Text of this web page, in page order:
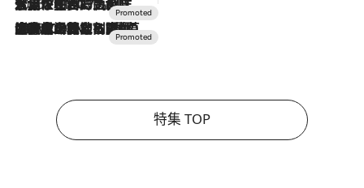
2026.7.17
「土佐和ハーブかき氷」がOMO7高知に登場！生姜、山椒、大葉など目にも舌にも涼を呼ぶ郷土の味
2026.7.10
NEW OPEN！【界 草津】名湯の地に誕生。趣の異なる2種の温泉と上州ならではの会席・蕎麦割烹など美食を味わう究極の癒やし旅
特集 TOP